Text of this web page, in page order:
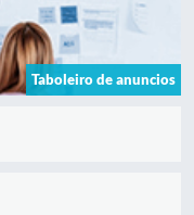
Taboleiro de anuncios